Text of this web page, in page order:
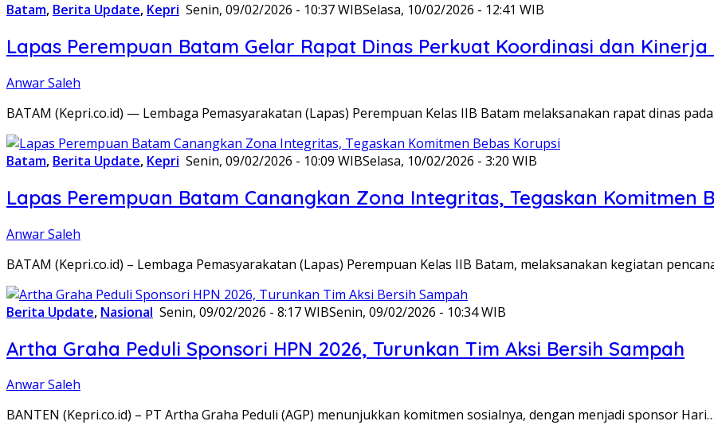
Batam, Berita Update, Kepri Senin, 09/02/2026 - 10:37 WIBSelasa, 10/02/2026 - 12:41 WIB
Lapas Perempuan Batam Gelar Rapat Dinas Perkuat Koordinasi dan Kinerja
Anwar Saleh
BATAM (Kepri.co.id) — Lembaga Pemasyarakatan (Lapas) Perempuan Kelas IIB Batam melaksanakan rapat dinas
Batam, Berita Update, Kepri Senin, 09/02/2026 - 10:09 WIBSelasa, 10/02/2026 - 3:20 WIB
Lapas Perempuan Batam Canangkan Zona Integritas, Tegaskan Komitmen
Anwar Saleh
BATAM (Kepri.co.id) – Lembaga Pemasyarakatan (Lapas) Perempuan Kelas IIB Batam, melaksanakan kegiatan
Berita Update, Nasional Senin, 09/02/2026 - 8:17 WIBSenin, 09/02/2026 - 10:34 WIB
Artha Graha Peduli Sponsori HPN 2026, Turunkan Tim Aksi Bersih Sampah
Anwar Saleh
BANTEN (Kepri.co.id) – PT Artha Graha Peduli (AGP) menunjukkan komitmen sosialnya, dengan menjadi sponsor Hari…